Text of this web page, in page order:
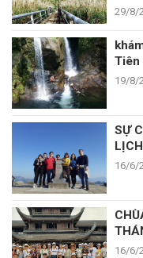
29/8/
Tiên
19/8/
SỰ
16/6/
16/6/